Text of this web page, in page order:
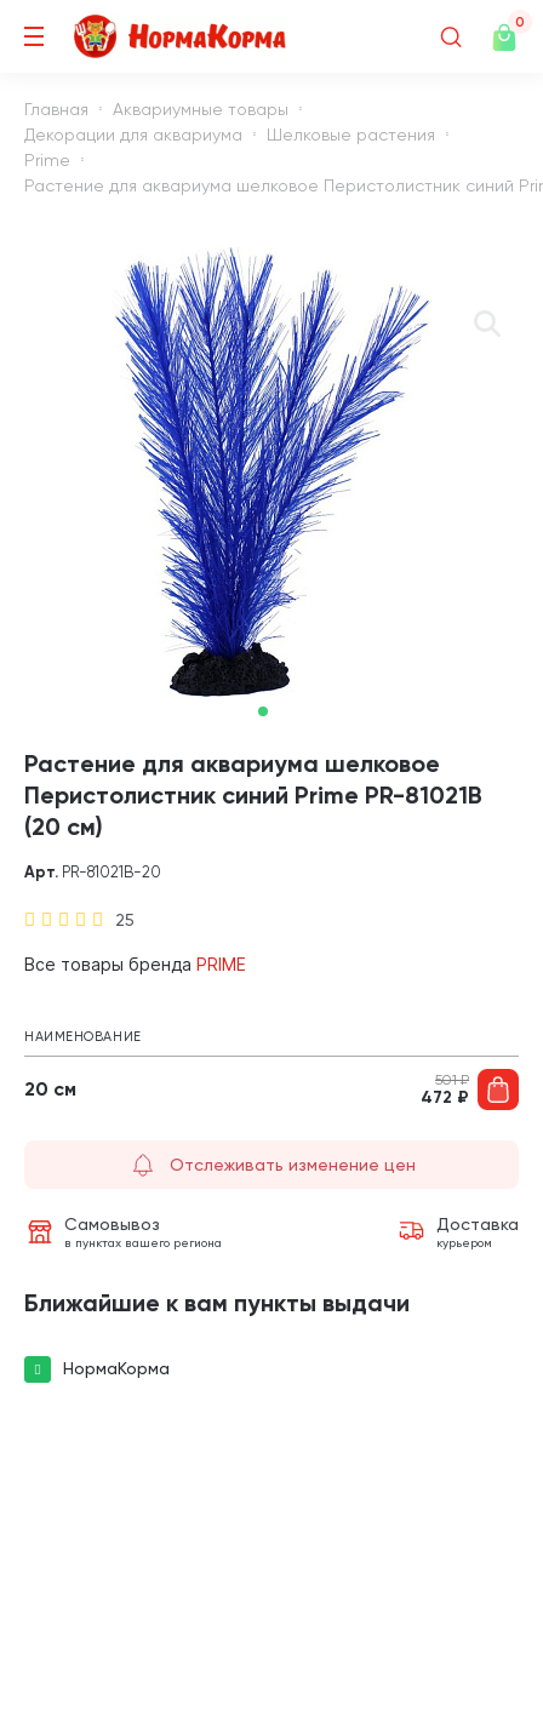
0
Главная
Аквариумные товары
Декорации для аквариума
Шелковые растения
Prime
Растение для аквариума шелковое Перистолистник синий
Растение для аквариума шелковое
Перистолистник синий Prime PR-81021B
(20 см)
25
Арт. PR-81021B-20
Все товары бренда PRIME
НАИМЕНОВАНИЕ
20 см 501₽
472 ₽
Отслеживать изменение цен
Самовывоз
в пунктах вашего региона
Доставка
курьером
Ближайшие к вам пункты выдачи
НормаКорма